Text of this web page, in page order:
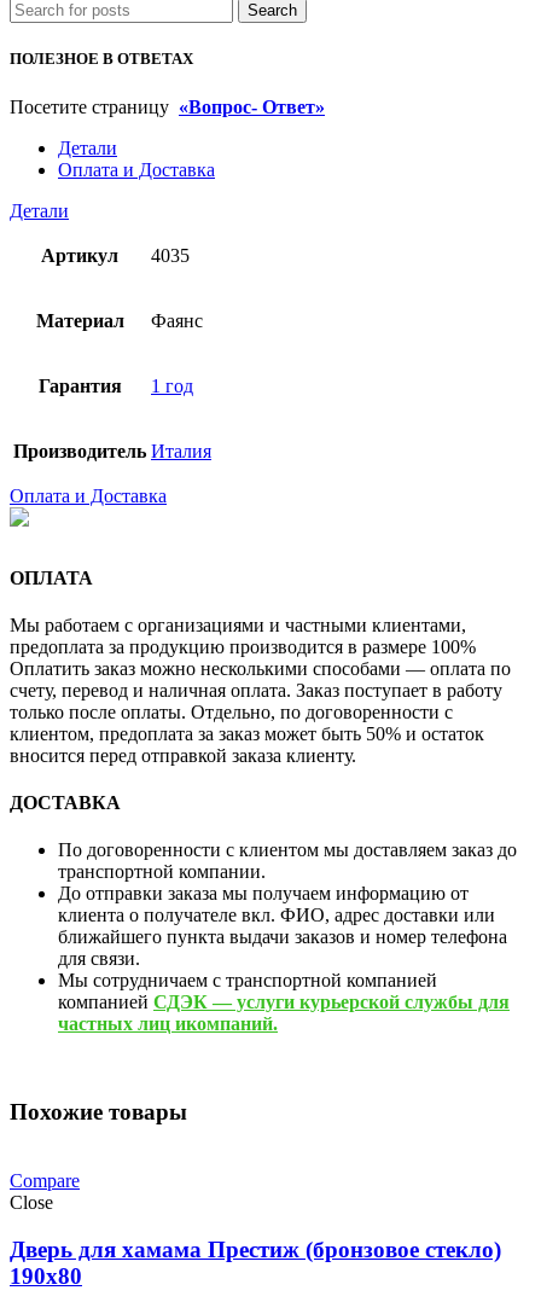
Search
ПОЛЕЗНОЕ В ОТВЕТАХ
Посетите страницу «Вопрос- Ответ»
Детали
Оплата и Доставка
Детали
Артикул 4035
Материал Фаянс
Гарантия 1 год
Производитель Италия
Оплата и Доставка
ОПЛАТА
Мы работаем с организациями и частными клиентами,
предоплата за продукцию производится в размере 100%
Оплатить заказ можно несколькими способами — оплата по
счету, перевод и наличная оплата. Заказ поступает в работу
только после оплаты. Отдельно, по договоренности с
клиентом, предоплата за заказ может быть 50% и остаток
вносится перед отправкой заказа клиенту.
ДОСТАВКА
По договоренности с клиентом мы доставляем заказ до
транспортной компании.
До отправки заказа мы получаем информацию от
клиента о получателе вкл. ФИО, адрес доставки или
ближайшего пункта выдачи заказов и номер телефона
для связи.
Мы сотрудничаем с транспортной компанией
компанией СДЭК — услуги курьерской службы для
частных лиц икомпаний.
Похожие товары
Compare
Close
Дверь для хамама Престиж (бронзовое стекло)
190х80